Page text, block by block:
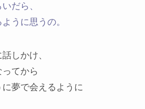
だら、
うに思うの。
しかけ、
てから
夢で会えるように